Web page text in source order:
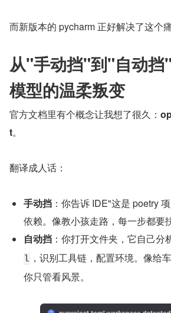
而新版本的 pycharm 正好解决了这个
从"手动挡"到"自动挡
模型的温柔叛变
官方文档里有个概念让我想了很久：
t。
翻译成人话：
手动挡 ：你告诉 IDE"这是 poetry
依赖。像教小孩走路，每一步都要扶
自动挡 ：你打开文件夹，它自己分
l ，识别工具链，配置环境。像给
你只管看风景。